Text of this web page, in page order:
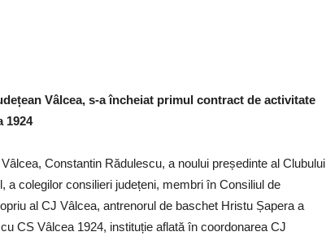
Vâlcea, s-a încheiat primul contract de activitate
1924
Constantin Rădulescu, a noului președinte al Clubului
a colegilor consilieri județeni, membri în Consiliul de
al CJ Vâlcea, antrenorul de baschet Hristu Șapera a
CS Vâlcea 1924, instituție aflată în coordonarea CJ